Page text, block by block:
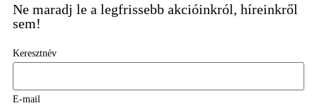
Ne maradj le a legfrissebb akcióinkról, híreinkről
sem!
Keresztnév
E-mail